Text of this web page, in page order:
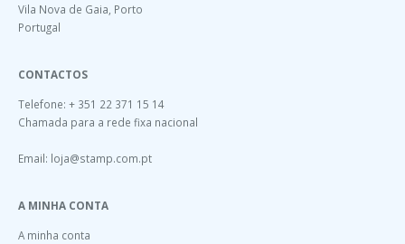
Vila Nova de Gaia, Porto
Portugal
CONTACTOS
Telefone: + 351 22 371 15 14
Chamada para a rede fixa nacional
Email: loja@stamp.com.pt
A MINHA CONTA
A minha conta